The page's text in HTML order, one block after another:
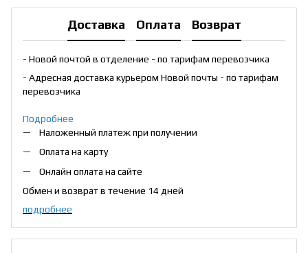
Доставка Оплата Возврат
- Новой почтой в отделение - по тарифам перевозчика
- Адресная доставка курьером Новой почты - по тарифам
перевозчика
Подробнее
Наложенный платеж при получении
Оплата на карту
Онлайн оплата на сайте
Обмен и возврат в течение 14 дней
подробнее